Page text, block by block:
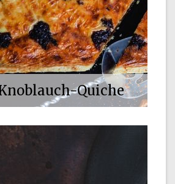
Quiche